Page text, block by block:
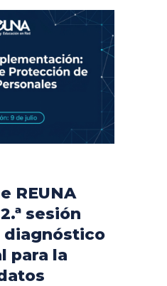
REUNA
sesión
diagnóstico
para la